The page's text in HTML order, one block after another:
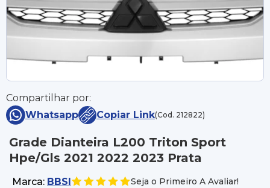
Compartilhar por:
Whatsapp
Copiar Link(Cod. 212822)
Grade Dianteira L200 Triton Sport
Hpe/Gls 2021 2022 2023 Prata
Marca: BBSI Seja o Primeiro A Avaliar!